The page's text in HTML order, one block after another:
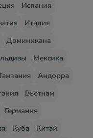
Испания
Италия
Доминикана
Мексика
Андорра
Вьетнам
Германия
Куба
Китай